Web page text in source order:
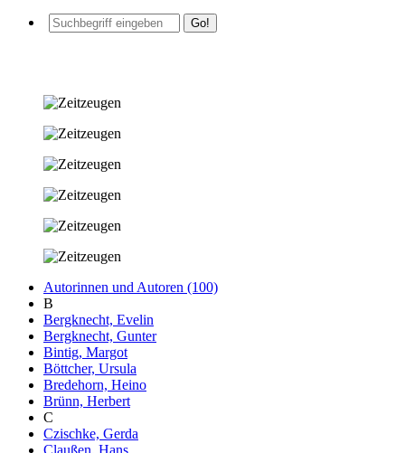
Autorinnen und Autoren (100)
B
Bergknecht, Evelin
Bergknecht, Gunter
Bintig, Margot
Böttcher, Ursula
Bredehorn, Heino
Brünn, Herbert
C
Czischke, Gerda
Claußen, Hans